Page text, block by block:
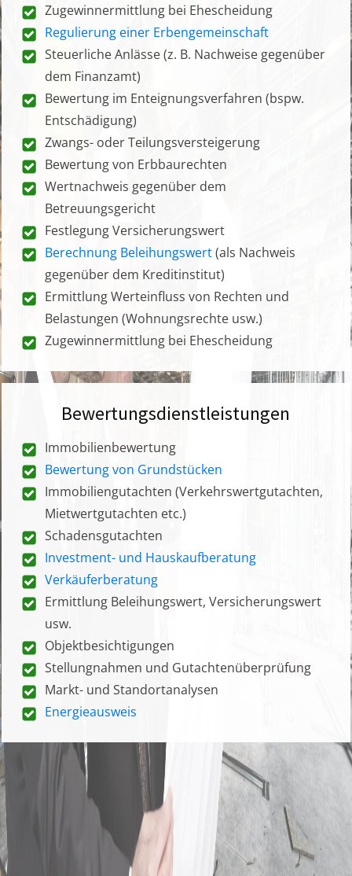
Zugewinnermittlung bei Ehescheidung
Regulierung einer Erbengemeinschaft
Steuerliche Anlässe (z. B. Nachweise gegenüber
dem Finanzamt)
Bewertung im Enteignungsverfahren (bspw.
Entschädigung)
Zwangs- oder Teilungsversteigerung
Bewertung von Erbbaurechten
Wertnachweis gegenüber dem
Betreuungsgericht
Festlegung Versicherungswert
Berechnung Beleihungswert(als Nachweis
gegenüber dem Kreditinstitut)
Ermittlung Werteinfluss von Rechten und
Belastungen (Wohnungsrechte usw.)
Zugewinnermittlung bei Ehescheidung
Bewertungsdienstleistungen
Immobilienbewertung
Bewertung von Grundstücken
Immobiliengutachten (Verkehrswertgutachten,
Mietwertgutachten etc.)
Schadensgutachten
Investment- und Hauskaufberatung
Verkäuferberatung
Ermittlung Beleihungswert, Versicherungswert
usw.
Objektbesichtigungen
Stellungnahmen und Gutachtenüberprüfung
Markt- und Standortanalysen
Energieausweis